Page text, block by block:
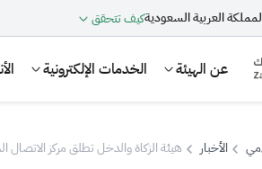
العربية السعوديةكيف تتحقق
عن الهيئة الخدمات الإلكترونية
الأخبار هيئة الزكاة والدخل تطلق مركز الاتصال